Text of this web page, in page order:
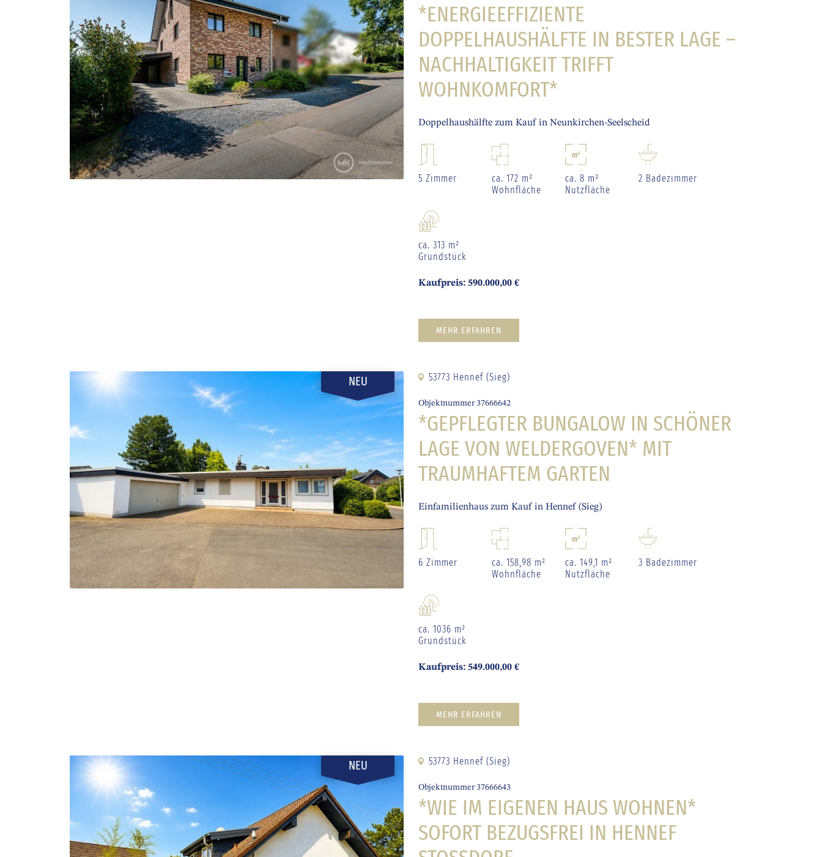
*ENERGIEEFFIZIENTE
DOPPELHAUSHÄLFTE IN BESTER LAGE –
NACHHALTIGKEIT TRIFFT
WOHNKOMFORT*
Doppelhaushälfte zum Kauf in Neunkirchen-Seelscheid
5 Zimmer
ca. 172 m²
Wohnfläche
ca. 8 m²
Nutzfläche
2 Badezimmer
ca. 313 m²
Grundstück
Kaufpreis: 590.000,00 €
MEHR ERFAHREN
NEU 53773 Hennef (Sieg)
Objektnummer 37666642
*GEPFLEGTER BUNGALOW IN SCHÖNER
LAGE VON WELDERGOVEN* MIT
TRAUMHAFTEM GARTEN
Einfamilienhaus zum Kauf in Hennef (Sieg)
6 Zimmer
ca. 158,98 m²
Wohnfläche
ca. 149,1 m²
Nutzfläche
3 Badezimmer
ca. 1036 m²
Grundstück
Kaufpreis: 549.000,00 €
MEHR ERFAHREN
NEU 53773 Hennef (Sieg)
Objektnummer 37666643
*WIE IM EIGENEN HAUS WOHNEN*
SOFORT BEZUGSFREI IN HENNEF